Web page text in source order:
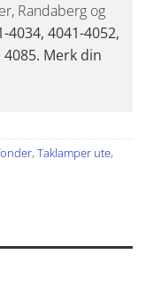
Randaberg og
4034, 4041-4052,
4085. Merk din
, Taklamper ute,